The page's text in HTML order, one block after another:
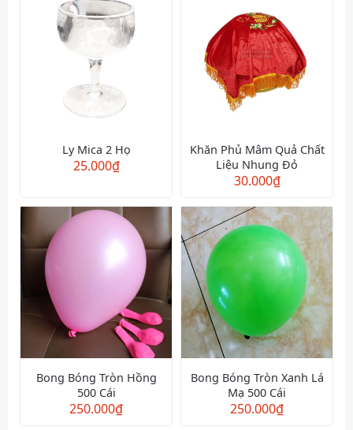
Ly Mica 2 Họ
25.000₫
Khăn Phủ Mâm Quả Chất
Liệu Nhung Đỏ
30.000₫
Bong Bóng Tròn Hồng
500 Cái
250.000₫
Bong Bóng Tròn Xanh Lá
Mạ 500 Cái
250.000₫